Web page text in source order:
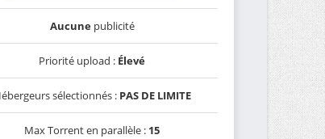
Aucunepublicité
Priorité upload : Élevé
sélectionnés : PAS DE LIMITE
Max Torrent en parallèle : 15